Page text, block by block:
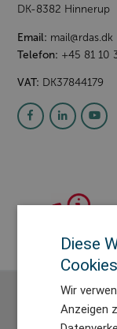
DK-8382 Hinnerup
Email: mail@rdas.dk
Telefon: +45 81 10
VAT: DK37844179
Vertrieb
Diese
Wir
Anzeigen